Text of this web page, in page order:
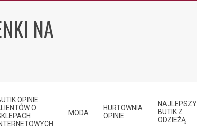
NA
OPINIE
O
INTERNETOWYCH
MODA
HURTOWNIA
OPINIE
NAJLEPSZY
BUTIK Z
ODZIEŻĄ